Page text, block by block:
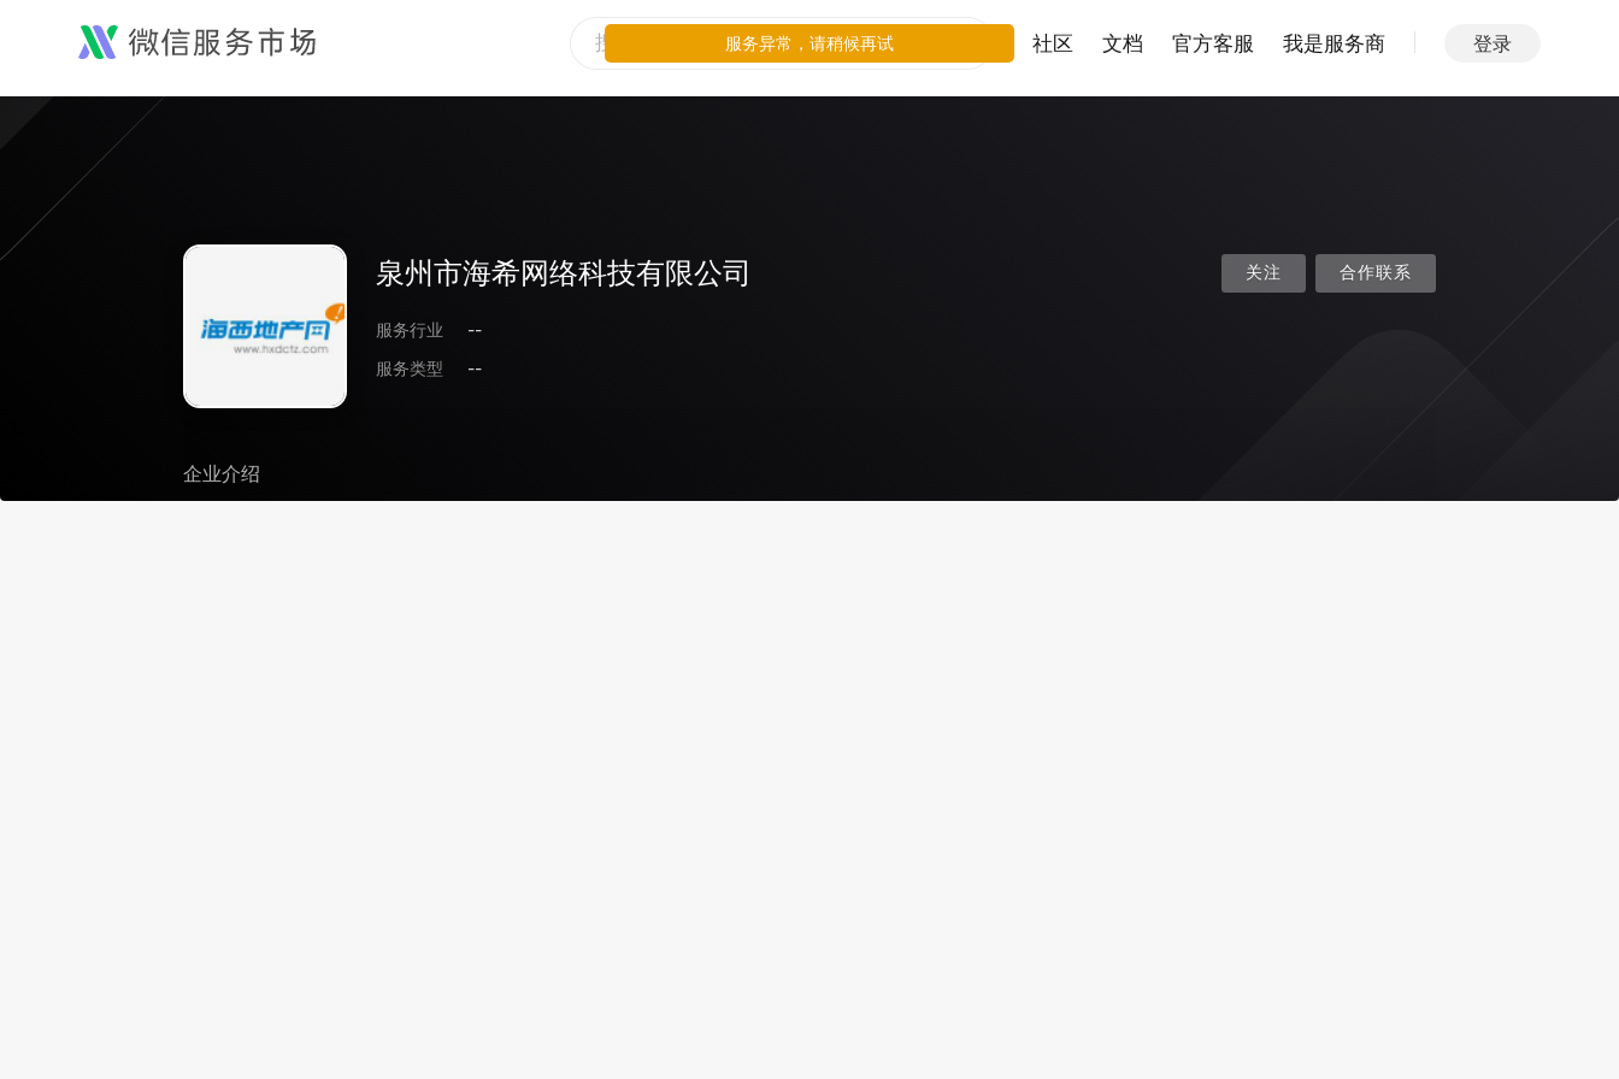
社区 文档 官方客服 我是服务商 登录
泉州市海希网络科技有限公司
服务行业
--
服务类型
--
关注 合作联系
企业介绍
服务异常，请稍候再试